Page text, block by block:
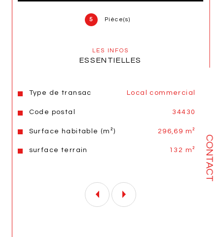
CONTACT
5 Pièce(s)
LES INFOS
ESSENTIELLES
Caractéristiques Valeurs
Type de transac Local commercial
Code postal 34430
Surface habitable (m²) 296,69 m²
surface terrain 132 m²
Bon rapport locatif d’environ 7,50 % brut.
Pour plus de renseignements, n’hésitez pas à
contacter -- Joël PIRAULT votre conseiller
bien est exposé sont disponibles sur le site
Charge prévisionnelles mensuelles de 180 €
Les informations sur les risques auxquels ce bien est
exposé sont disponibles sur le site
Géorisques